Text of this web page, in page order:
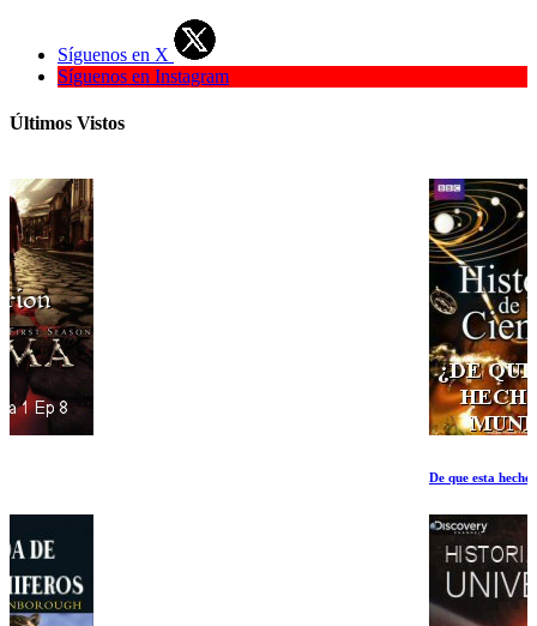
Síguenos en X
Síguenos en Instagram
Últimos Vistos